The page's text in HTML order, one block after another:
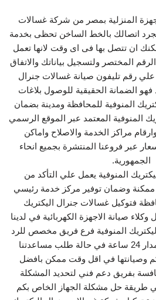
المنزلية بمصر من شركة غسالات
اتصالك بالخط الساخن تحظى بخدمة
ان تتصل بها فى اى وقت لانها تعمل
المختصر ولتسجيل بياناتك والاتفاق
رقم تليفون صيانة غسالات جنرال
فهو الضمانة الحقيقية للوصول بلاغات
المنوفية للمحافظة ومدينة بضمان
المنوفية المعتمد عبر الموقع الرسمي
مراكز الخدمة والاصلاح واماكن
عبر فروعنا المنتشرة بجميع انحاء
الجمهورية.
المنوفية يعمل علي التأكد من
وضمان توفير مركز خدمة رئيسي
فتوكيل غسالات جنرال اليكتريك
صيانة الاجهزة الكهربائية في لدينا
المنوفية فرع فريق مخصص للرد
علي كافة اسئلتكم علي مدار 24 ساعة في حالة طلب مساعدتنا
وصيانتها في اقل وقت ممكن بافضل
بفريق دعم فني لتحديد المشكلة
طريقة حل مشكلة الجهاز الخاص بكم